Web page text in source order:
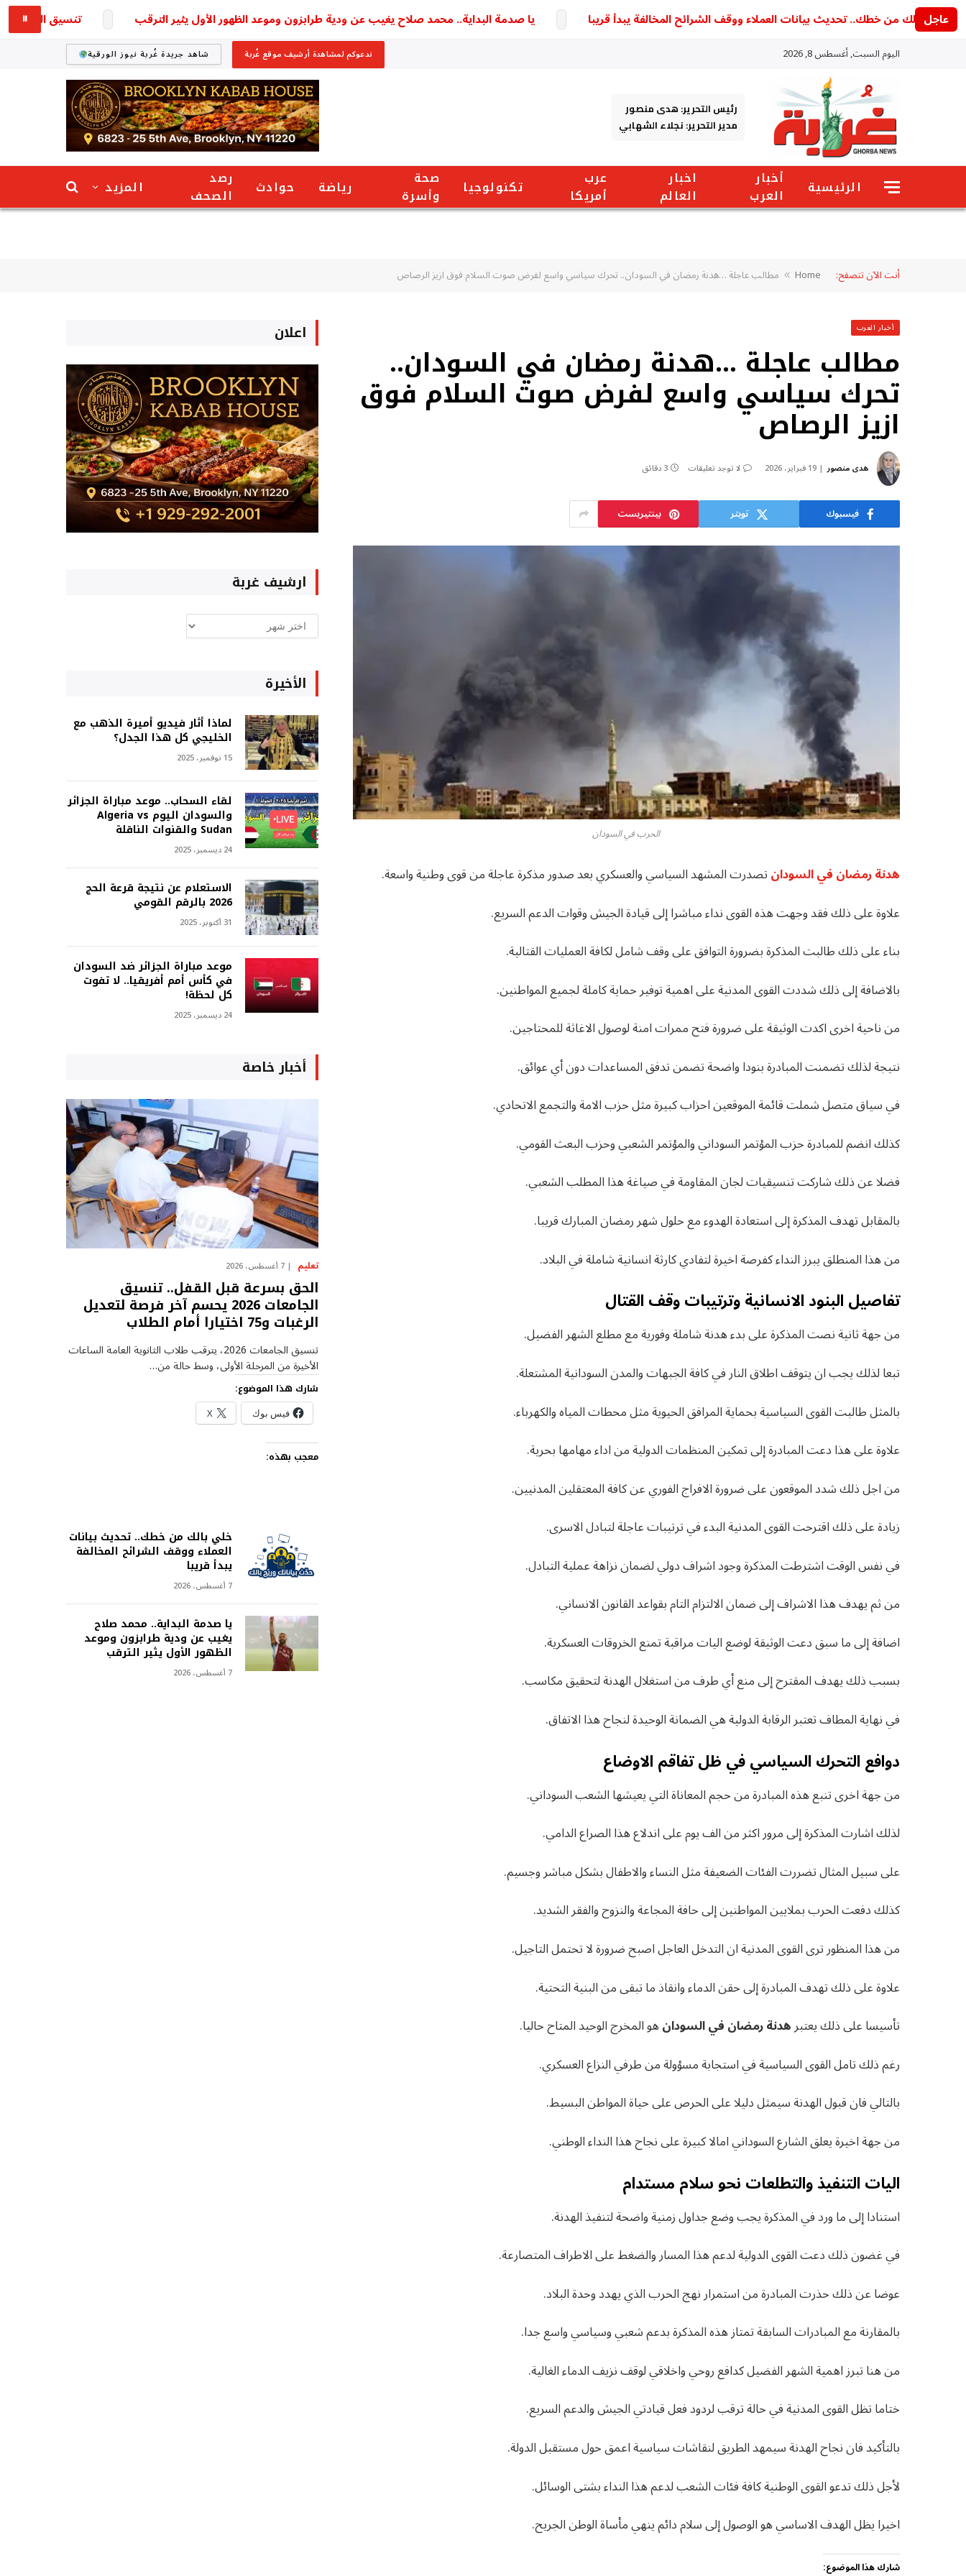
عاجل
بالك من خطك.. تحديث بيانات العملاء ووقف الشرائح المخالفة يبدأ قريبا يا صدمة البداية.. محمد صلاح يغيب عن ودية طرابزون وموعد الظهور الأول يثير الترقب تنسيق المرحلة الثانية للثانوية العامة 2026..
⏸
اليوم السبت, أغسطس 8, 2026 ندعوكم لمشاهدة أرشيف موقع غُربة شاهد جريدة غُربة نيوز الورقية
رئيس التحرير: هدى منصور
مدير التحرير: نجلاء الشهابي
الرئيسية
أخبار
العرب
اخبار
العالم
عرب
أمريكا
تكنولوجيا
صحة
وأسرة
رياضة حوادث
رصد
الصحف
المزيد
أنت الآن تتصفح: Home
» مطالب عاجلة …هدنة رمضان في السودان.. تحرك سياسي واسع لفرض صوت السلام فوق ازيز الرصاص
أخبار العرب
مطالب عاجلة …هدنة رمضان في السودان..
تحرك سياسي واسع لفرض صوت السلام فوق
ازيز الرصاص
هدى منصور 19 فبراير، 2026 لا توجد تعليقات 3 دقائق
فيسبوك تويتر بينتيريست
الحرب في السودان
هدنة رمضان في السودانتصدرت المشهد السياسي والعسكري بعد صدور مذكرة عاجلة من قوى وطنية واسعة.
علاوة على ذلك فقد وجهت هذه القوى نداء مباشرا إلى قيادة الجيش وقوات الدعم السريع.
بناء على ذلك طالبت المذكرة بضرورة التوافق على وقف شامل لكافة العمليات القتالية.
بالاضافة إلى ذلك شددت القوى المدنية على اهمية توفير حماية كاملة لجميع المواطنين.
من ناحية اخرى اكدت الوثيقة على ضرورة فتح ممرات امنة لوصول الاغاثة للمحتاجين.
نتيجة لذلك تضمنت المبادرة بنودا واضحة تضمن تدفق المساعدات دون أي عوائق.
في سياق متصل شملت قائمة الموقعين احزاب كبيرة مثل حزب الامة والتجمع الاتحادي.
كذلك انضم للمبادرة حزب المؤتمر السوداني والمؤتمر الشعبي وحزب البعث القومي.
فضلا عن ذلك شاركت تنسيقيات لجان المقاومة في صياغة هذا المطلب الشعبي.
بالمقابل تهدف المذكرة إلى استعادة الهدوء مع حلول شهر رمضان المبارك قريبا.
من هذا المنطلق يبرز النداء كفرصة اخيرة لتفادي كارثة انسانية شاملة في البلاد.
تفاصيل البنود الانسانية وترتيبات وقف القتال
من جهة ثانية نصت المذكرة على بدء هدنة شاملة وفورية مع مطلع الشهر الفضيل.
تبعا لذلك يجب ان يتوقف اطلاق النار في كافة الجبهات والمدن السودانية المشتعلة.
بالمثل طالبت القوى السياسية بحماية المرافق الحيوية مثل محطات المياه والكهرباء.
علاوة على هذا دعت المبادرة إلى تمكين المنظمات الدولية من اداء مهامها بحرية.
من اجل ذلك شدد الموقعون على ضرورة الافراج الفوري عن كافة المعتقلين المدنيين.
زيادة على ذلك اقترحت القوى المدنية البدء في ترتيبات عاجلة لتبادل الاسرى.
في نفس الوقت اشترطت المذكرة وجود اشراف دولي لضمان نزاهة عملية التبادل.
من ثم يهدف هذا الاشراف إلى ضمان الالتزام التام بقواعد القانون الانساني.
اضافة إلى ما سبق دعت الوثيقة لوضع اليات مراقبة تمنع الخروقات العسكرية.
بسبب ذلك يهدف المقترح إلى منع أي طرف من استغلال الهدنة لتحقيق مكاسب.
في نهاية المطاف تعتبر الرقابة الدولية هي الضمانة الوحيدة لنجاح هذا الاتفاق.
دوافع التحرك السياسي في ظل تفاقم الاوضاع
من جهة اخرى تنبع هذه المبادرة من حجم المعاناة التي يعيشها الشعب السوداني.
لذلك اشارت المذكرة إلى مرور اكثر من الف يوم على اندلاع هذا الصراع الدامي.
على سبيل المثال تضررت الفئات الضعيفة مثل النساء والاطفال بشكل مباشر وجسيم.
كذلك دفعت الحرب بملايين المواطنين إلى حافة المجاعة والنزوح والفقر الشديد.
من هذا المنظور ترى القوى المدنية ان التدخل العاجل اصبح ضرورة لا تحتمل التاجيل.
علاوة على ذلك تهدف المبادرة إلى حقن الدماء وانقاذ ما تبقى من البنية التحتية.
تأسيسا على ذلك يعتبرهدنة رمضان في السودانهو المخرج الوحيد المتاح حاليا.
رغم ذلك تامل القوى السياسية في استجابة مسؤولة من طرفي النزاع العسكري.
بالتالي فان قبول الهدنة سيمثل دليلا على الحرص على حياة المواطن البسيط.
من جهة اخيرة يعلق الشارع السوداني امالا كبيرة على نجاح هذا النداء الوطني.
اليات التنفيذ والتطلعات نحو سلام مستدام
استنادا إلى ما ورد في المذكرة يجب وضع جداول زمنية واضحة لتنفيذ الهدنة.
في غضون ذلك دعت القوى الدولية لدعم هذا المسار والضغط على الاطراف المتصارعة.
عوضا عن ذلك حذرت المبادرة من استمرار نهج الحرب الذي يهدد وحدة البلاد.
بالمقارنة مع المبادرات السابقة تمتاز هذه المذكرة بدعم شعبي وسياسي واسع جدا.
من هنا تبرز اهمية الشهر الفضيل كدافع روحي واخلاقي لوقف نزيف الدماء الغالية.
ختاما تظل القوى المدنية في حالة ترقب لردود فعل قيادتي الجيش والدعم السريع.
بالتأكيد فان نجاح الهدنة سيمهد الطريق لنقاشات سياسية اعمق حول مستقبل الدولة.
لأجل ذلك تدعو القوى الوطنية كافة فئات الشعب لدعم هذا النداء بشتى الوسائل.
اخيرا يظل الهدف الاساسي هو الوصول إلى سلام دائم ينهي مأساة الوطن الجريح.
شارك هذا الموضوع:
اعلان
ارشيف غربة
ارشيف
غربة
الأخيرة
لماذا أثار فيديو أميرة الذهب مع
الخليجي كل هذا الجدل؟
15 نوفمبر، 2025
لقاء السحاب.. موعد مباراة الجزائر
والسودان اليوم Algeria vs
Sudan والقنوات الناقلة
24 ديسمبر، 2025
الاستعلام عن نتيجة قرعة الحج
2026 بالرقم القومي
31 أكتوبر، 2025
موعد مباراة الجزائر ضد السودان
في كأس أمم أفريقيا.. لا تفوت
كل لحظة!
24 ديسمبر، 2025
أخبار خاصة
تعليم 7 أغسطس، 2026
الحق بسرعة قبل القفل.. تنسيق
الجامعات 2026 يحسم آخر فرصة لتعديل
الرغبات و75 اختيارا أمام الطلاب
تنسيق الجامعات 2026، يترقب طلاب الثانوية العامة الساعات
الأخيرة من المرحلة الأولى، وسط حالة من…
شارك هذا الموضوع:
فيس بوك X
معجب بهذه:
خلي بالك من خطك.. تحديث بيانات
العملاء ووقف الشرائح المخالفة
يبدأ قريبا
7 أغسطس، 2026
يا صدمة البداية.. محمد صلاح
يغيب عن ودية طرابزون وموعد
الظهور الأول يثير الترقب
7 أغسطس، 2026